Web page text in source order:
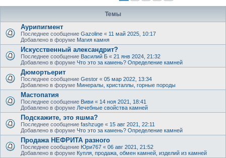
Темы
Аурипигмент
Последнее сообщение Gazoline « 11 май 2025, 10:17
Добавлено в форуме Магия камня
Искусственный александрит?
Последнее сообщение Василий Б « 21 янв 2024, 21:32
Добавлено в форуме Что это за камень? Определение камней
Дюмортьерит
Последнее сообщение Gestor « 05 мар 2022, 13:34
Добавлено в форуме Минералы, кристаллы, горные породы
Мастопатия
Последнее сообщение Виви « 14 ноя 2021, 18:41
Добавлено в форуме Лечебные свойства камней
Подскажите, это яшма?
Последнее сообщение fashzuge « 15 авг 2021, 22:11
Добавлено в форуме Что это за камень? Определение камней
Продажа НЕФРИТА разного
Последнее сообщение Юри767 « 06 авг 2021, 21:52
Добавлено в форуме Купля, продажа, обмен камней, изделий из камней